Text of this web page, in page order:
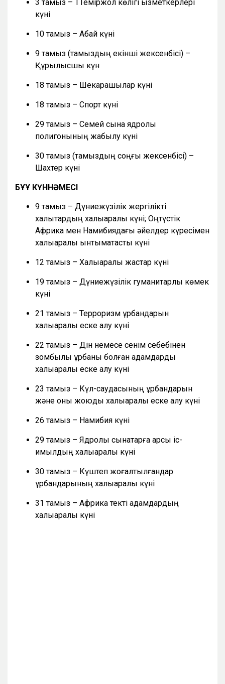
3 тамыз – ТТеміржол көлігі қызметкерлері
күні
10 тамыз – Абай күні
9 тамыз (тамыздың екінші жексенбісі) –
Құрылысшы күн
18 тамыз – Шекарашылар күні
18 тамыз – Спорт күні
29 тамыз – Семей сынақ ядролық
полигонының жабылу күні
30 тамыз (тамыздың соңғы жексенбісі) –
Шахтер күні
БҰҰ КҮННӘМЕСІ
9 тамыз – Дүниежүзілік жергілікті
халықтардың халықаралық күні; Оңтүстік
Африка мен Намибиядағы әйелдер күресімен
халықаралық ынтымақтастық күні
12 тамыз – Халықаралық жастар күні
19 тамыз – Дүниежүзілік гуманитарлық көмек
күні
21 тамыз – Терроризм құрбандарын
халықаралық еске алу күні
22 тамыз – Дін немесе сенім себебінен
зомбылық құрбаны болған адамдарды
халықаралық еске алу күні
23 тамыз – Күл-саудасының құрбандарын
және оны жоюды халықаралық еске алу күні
26 тамыз – Намибия күні
29 тамыз – Ядролық сынақтарға қарсы іс-
қимылдың халықаралық күні
30 тамыз – Күштеп жоғалтылғандар
құрбандарының халықаралық күні
31 тамыз – Африка текті адамдардың
халықаралық күні